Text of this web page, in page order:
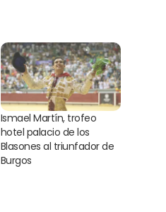
Ismael Martín, trofeo
hotel palacio de los
Blasones al triunfador de
Burgos